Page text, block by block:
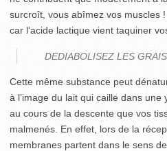
surcroît, vous abîmez vos muscles
car l’acide lactique vient taquiner
DEDIABOLISEZ LES
Cette même substance peut
à l’image du lait qui caille dans une
au cours de la descente que vos
malmenés. En effet, lors de la
membranes partent dans le sens